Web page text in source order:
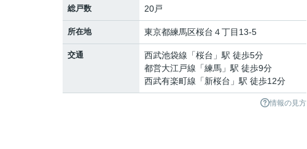
総戸数 20戸
所在地 東京都練馬区桜台 ４丁目13-5
交通 西武池袋線 「桜台 」駅 徒歩5分
都営大江戸線 「練馬 」駅 徒歩9分
西武有楽町線 「新桜台 」駅 徒歩12分
情報の見方